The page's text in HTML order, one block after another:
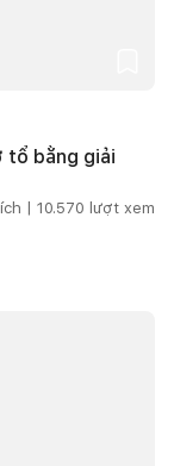
tổ bằng giải
| 10.570 lượt xem